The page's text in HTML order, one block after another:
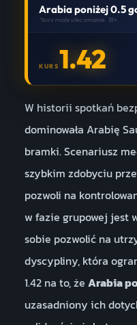
Arabia poniżej 0.5
*kurs może ulec zmianie. 18+.
KURS1.42
W historii spotkań
dominowała Arabię
bramki. Scenariusz
szybkim zdobyciu
pozwoli na
w fazie grupowej jest
sobie pozwolić na
dyscypliny, która
1.42 na to, że Arabia
uzasadniony ich